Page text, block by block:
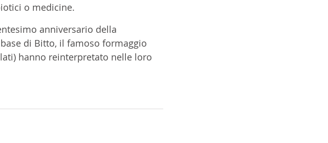
o medicine.
anniversario della
di Bitto, il famoso formaggio
hanno reinterpretato nelle loro